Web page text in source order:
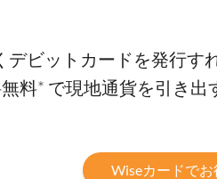
デビットカードを発行
料* で現地通貨を引き出
Wiseカードで